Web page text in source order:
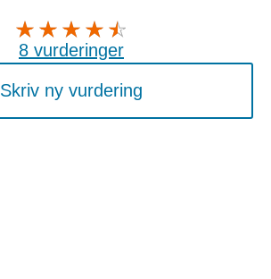
8 vurderinger
Skriv ny vurdering